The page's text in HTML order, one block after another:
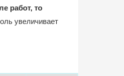
работ, то
увеличивает